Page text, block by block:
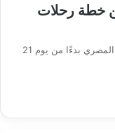
خطة رحلات
تبدأ شركة آيركايرو التابعة لوزارة الطيران المدني المصري بدءًا من يوم 21